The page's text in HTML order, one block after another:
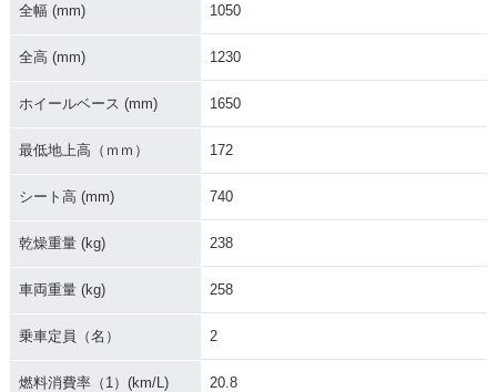
全幅 (mm) 1050
全高 (mm) 1230
ホイールベース (mm) 1650
最低地上高（ｍｍ） 172
シート高 (mm) 740
乾燥重量 (kg) 238
車両重量 (kg) 258
乗車定員（名） 2
燃料消費率（1）(km/L) 20.8